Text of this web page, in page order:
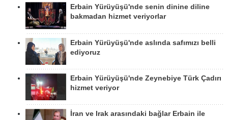
Erbain Yürüyüşü'nde senin dinine diline
bakmadan hizmet veriyorlar
Erbain Yürüyüşü'nde aslında safımızı belli
ediyoruz
Erbain Yürüyüşü'nde Zeynebiye Türk Çadırı
hizmet veriyor
İran ve Irak arasındaki bağlar Erbain ile